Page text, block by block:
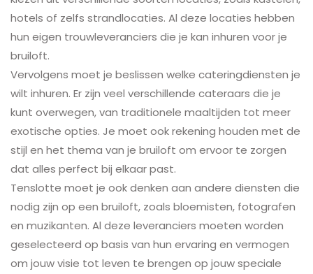
hotels of zelfs strandlocaties. Al deze locaties hebben
hun eigen trouwleveranciers die je kan inhuren voor je
bruiloft.
Vervolgens moet je beslissen welke cateringdiensten je
wilt inhuren. Er zijn veel verschillende cateraars die je
kunt overwegen, van traditionele maaltijden tot meer
exotische opties. Je moet ook rekening houden met de
stijl en het thema van je bruiloft om ervoor te zorgen
dat alles perfect bij elkaar past.
Tenslotte moet je ook denken aan andere diensten die
nodig zijn op een bruiloft, zoals bloemisten, fotografen
en muzikanten. Al deze leveranciers moeten worden
geselecteerd op basis van hun ervaring en vermogen
om jouw visie tot leven te brengen op jouw speciale